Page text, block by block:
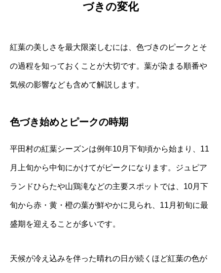
づきの変化
紅葉の美しさを最大限楽しむには、色づきのピークとそ
の過程を知っておくことが大切です。葉が染まる順番や
気候の影響なども含めて解説します。
色づき始めとピークの時期
平田村の紅葉シーズンは例年10月下旬頃から始まり、11
月上旬から中旬にかけてがピークになります。ジュピア
ランドひらたや山鶏滝などの主要スポットでは、10月下
旬から赤・黄・橙の葉が鮮やかに見られ、11月初旬に最
盛期を迎えることが多いです。
天候が冷え込みを伴った晴れの日が続くほど紅葉の色が